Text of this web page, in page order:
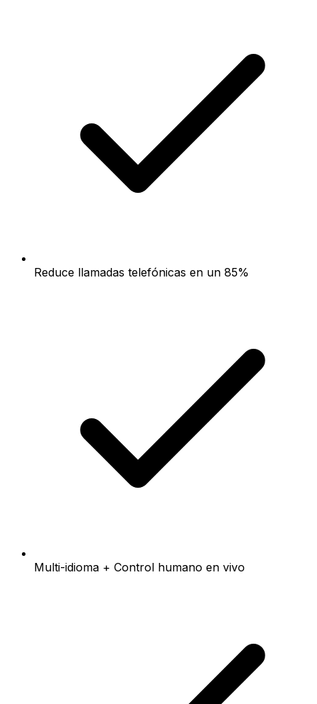
Reduce llamadas telefónicas en un 85%
Multi-idioma + Control humano en vivo